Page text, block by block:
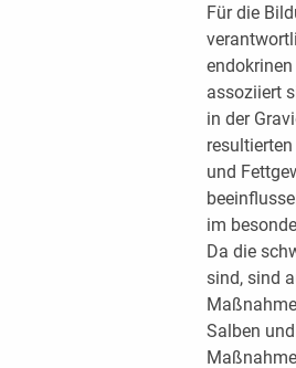
Für die
assoziiert
in der
und
im
Da die
sind, sind
Salben